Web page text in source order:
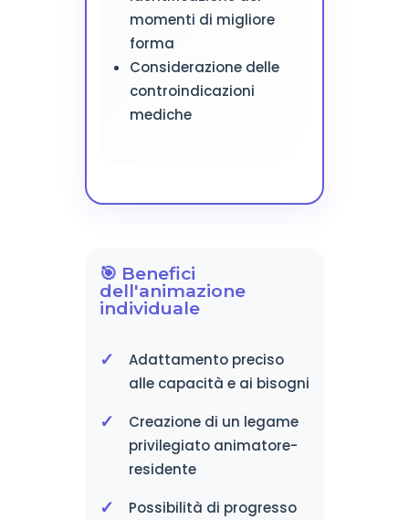
momenti di migliore
forma
Considerazione delle
controindicazioni
mediche
🎯 Benefici
dell'animazione
individuale
Adattamento preciso
alle capacità e ai bisogni
Creazione di un legame
privilegiato animatore-
residente
Possibilità di progresso